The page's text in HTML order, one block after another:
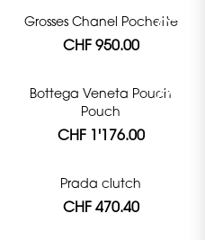
Grosses Chanel Pochette
CHF 950.00
Bottega Veneta Pouch
Pouch
CHF 1'176.00
Prada clutch
CHF 470.40